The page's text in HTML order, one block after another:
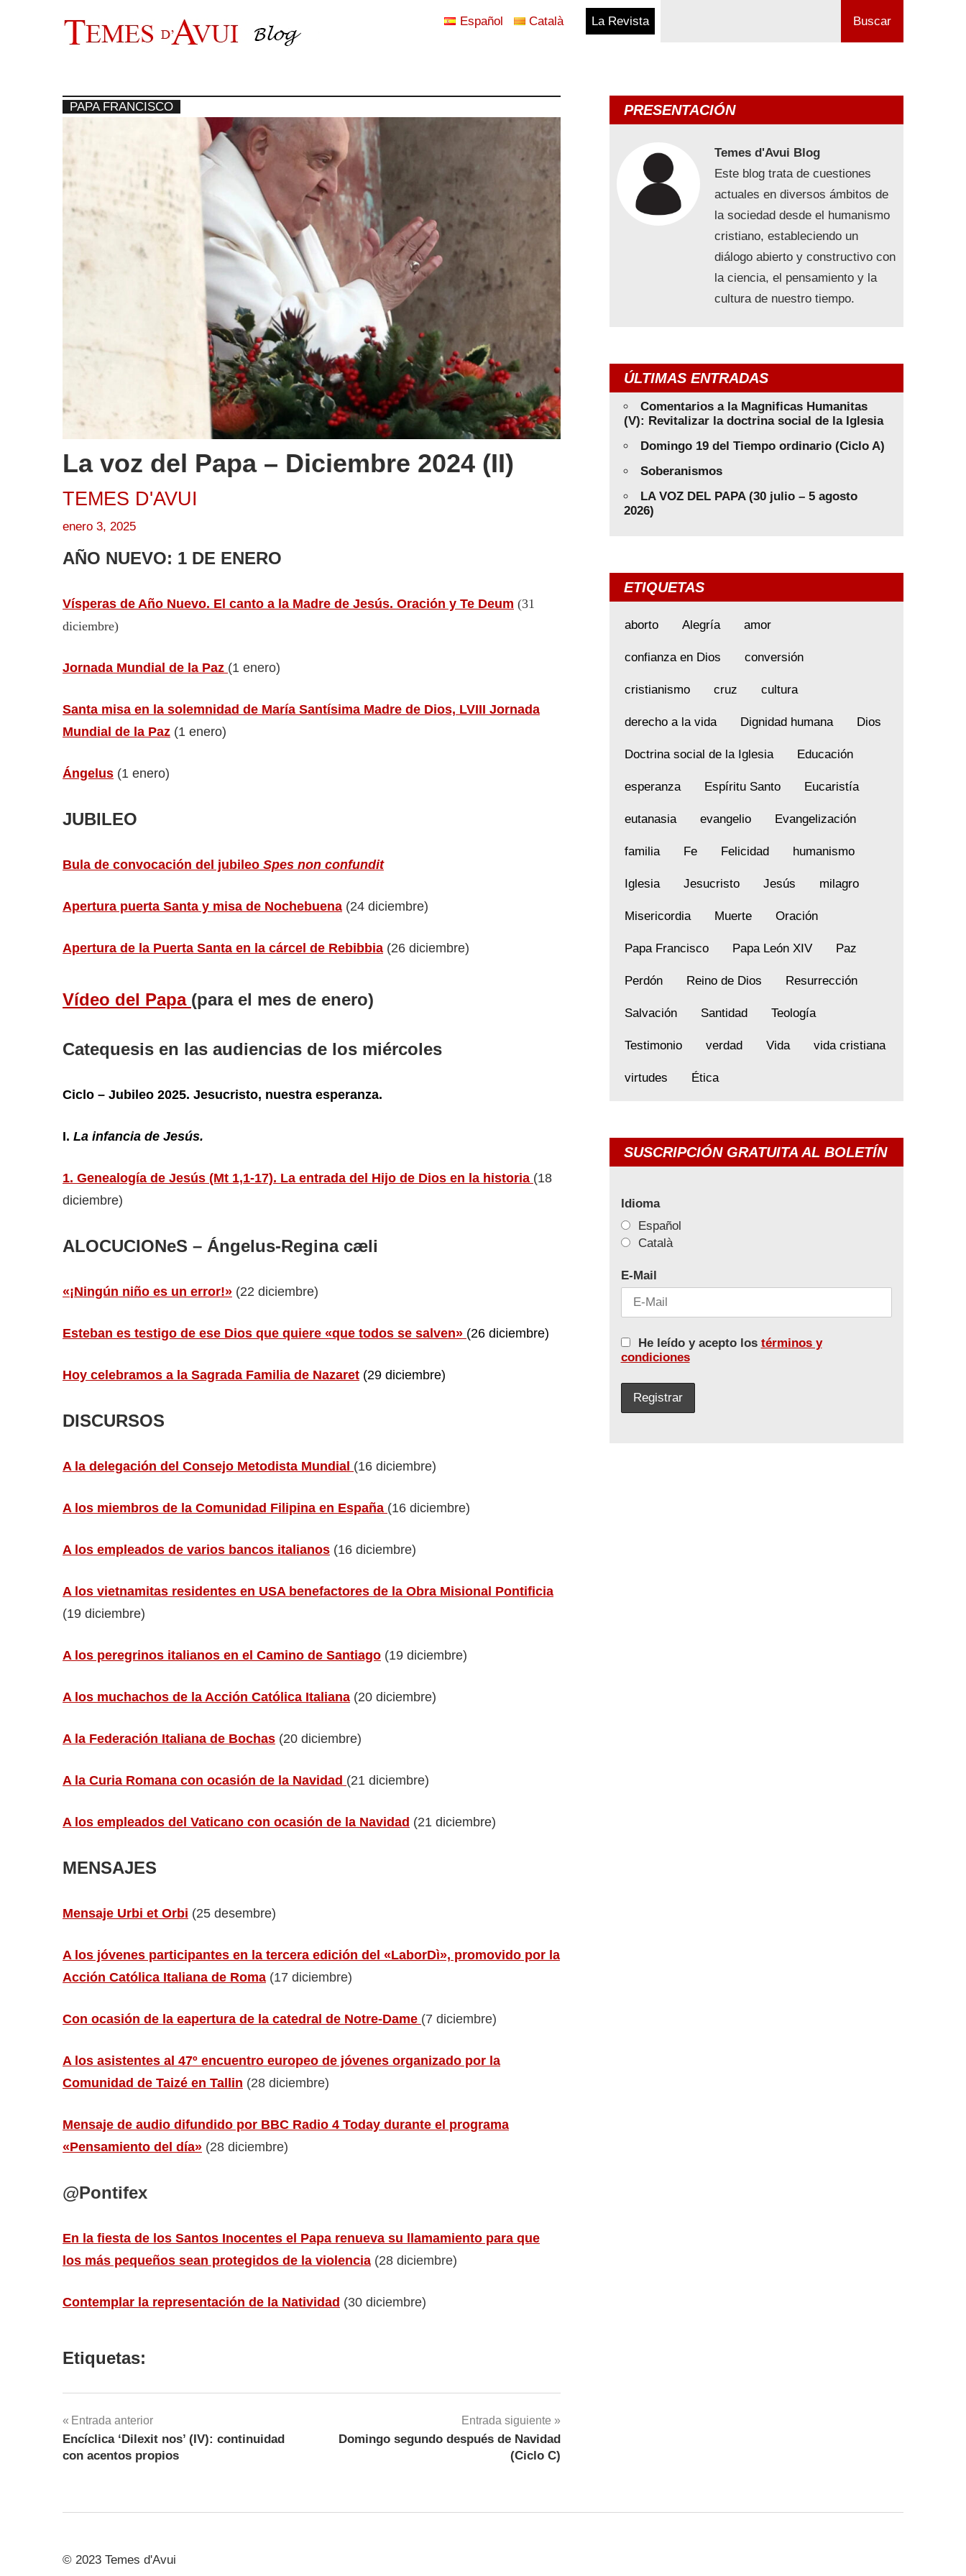
al
d'Avui
Buscar
Español Català La Revista
PAPA FRANCISCO
La voz del Papa – Diciembre 2024 (II)
TEMES D'AVUI
enero 3, 2025
AÑO NUEVO: 1 DE ENERO
Vísperas de Año Nuevo. El canto a la Madre de Jesús. Oración y Te Deum (31
diciembre)
Jornada Mundial de la Paz (1 enero)
Santa misa en la solemnidad de María Santísima Madre de Dios, LVIII Jornada
Mundial de la Paz (1 enero)
Ángelus (1 enero)
JUBILEO
Bula de convocación del jubileo Spes non confundit
Apertura puerta Santa y misa de Nochebuena (24 diciembre)
Apertura de la Puerta Santa en la cárcel de Rebibbia (26 diciembre)
Vídeo del Papa (para el mes de enero)
Catequesis en las audiencias de los miércoles
Ciclo – Jubileo 2025. Jesucristo, nuestra esperanza.
I. La infancia de Jesús.
1. Genealogía de Jesús (Mt 1,1-17). La entrada del Hijo de Dios en la historia (18
diciembre)
ALOCUCIONeS – Ángelus-Regina cæli
«¡Ningún niño es un error!» (22 diciembre)
Esteban es testigo de ese Dios que quiere «que todos se salven» (26 diciembre)
Hoy celebramos a la Sagrada Familia de Nazaret (29 diciembre)
DISCURSOS
A la delegación del Consejo Metodista Mundial (16 diciembre)
A los miembros de la Comunidad Filipina en España (16 diciembre)
A los empleados de varios bancos italianos (16 diciembre)
A los vietnamitas residentes en USA benefactores de la Obra Misional Pontificia
(19 diciembre)
A los peregrinos italianos en el Camino de Santiago (19 diciembre)
A los muchachos de la Acción Católica Italiana (20 diciembre)
A la Federación Italiana de Bochas (20 diciembre)
A la Curia Romana con ocasión de la Navidad (21 diciembre)
A los empleados del Vaticano con ocasión de la Navidad (21 diciembre)
MENSAJES
Mensaje Urbi et Orbi (25 desembre)
A los jóvenes participantes en la tercera edición del «LaborDì», promovido por la
Acción Católica Italiana de Roma (17 diciembre)
Con ocasión de la eapertura de la catedral de Notre-Dame (7 diciembre)
A los asistentes al 47º encuentro europeo de jóvenes organizado por la
Comunidad de Taizé en Tallin (28 diciembre)
Mensaje de audio difundido por BBC Radio 4 Today durante el programa
«Pensamiento del día» (28 diciembre)
@Pontifex
En la fiesta de los Santos Inocentes el Papa renueva su llamamiento para que
los más pequeños sean protegidos de la violencia (28 diciembre)
Contemplar la representación de la Natividad (30 diciembre)
Etiquetas:
Navegación
de
Entrada anterior
Encíclica ‘Dilexit nos’ (IV): continuidad
con acentos propios
Entrada siguiente
Domingo segundo después de Navidad
(Ciclo C)
PRESENTACIÓN
Temes d'Avui Blog
Este blog trata de cuestiones
actuales en diversos ámbitos de
la sociedad desde el humanismo
cristiano, estableciendo un
diálogo abierto y constructivo con
la ciencia, el pensamiento y la
cultura de nuestro tiempo.
ÚLTIMAS ENTRADAS
Comentarios a la Magnificas Humanitas
(V): Revitalizar la doctrina social de la Iglesia
Domingo 19 del Tiempo ordinario (Ciclo A)
Soberanismos
LA VOZ DEL PAPA (30 julio – 5 agosto
2026)
ETIQUETAS
aborto Alegría amor
confianza en Dios conversión
cristianismo cruz cultura
derecho a la vida Dignidad humana Dios
Doctrina social de la Iglesia Educación
esperanza Espíritu Santo Eucaristía
eutanasia evangelio Evangelización
familia Fe Felicidad humanismo
Iglesia Jesucristo Jesús milagro
Misericordia Muerte Oración
Papa Francisco Papa León XIV Paz
Perdón Reino de Dios Resurrección
Salvación Santidad Teología
Testimonio verdad Vida vida cristiana
virtudes Ética
SUSCRIPCIÓN GRATUITA AL BOLETÍN
Idioma
Español
Català
E-Mail
He leído y acepto los términos y
condiciones
© 2023 Temes d'Avui